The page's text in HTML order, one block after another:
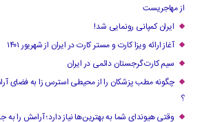
از مهاجریست
ایران کمپانی رونمایی شد!
آغاز ارائه ویزا کارت و مستر کارت در ایران از شهریور ۱۴۰۱
سیم کارت گرجستان دائمی در ایران
چگونه مطب پزشکان را از محیطی استرس زا به فضای
؟
وقتی هیوندای شما به بهترین‌ها نیاز دارد؛ آرامش را به